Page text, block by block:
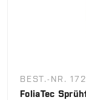
BEST.-NR.
FoliaTec